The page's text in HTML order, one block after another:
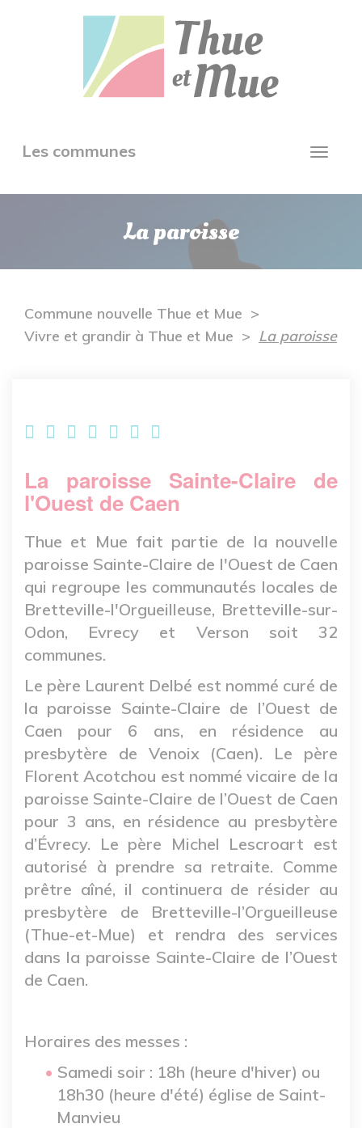
Toggle
Les communes
La paroisse
Commune nouvelle Thue et Mue
Vivre et grandir à Thue et Mue
La paroisse
La paroisse Sainte-Claire de
l'Ouest de Caen
Thue et Mue fait partie de la nouvelle
paroisse Sainte-Claire de l'Ouest de Caen
qui regroupe les communautés locales de
Bretteville-l'Orgueilleuse, Bretteville-sur-
Odon, Evrecy et Verson soit 32
communes.
Le père Laurent Delbé est nommé curé de
la paroisse Sainte-Claire de l’Ouest de
Caen pour 6 ans, en résidence au
presbytère de Venoix (Caen). Le père
Florent Acotchou est nommé vicaire de la
paroisse Sainte-Claire de l’Ouest de Caen
pour 3 ans, en résidence au presbytère
d’Évrecy. Le père Michel Lescroart est
autorisé à prendre sa retraite. Comme
prêtre aîné, il continuera de résider au
presbytère de Bretteville-l’Orgueilleuse
(Thue-et-Mue) et rendra des services
dans la paroisse Sainte-Claire de l’Ouest
de Caen.
Horaires des messes :
Samedi soir : 18h (heure d'hiver) ou
18h30 (heure d'été) église de Saint-
Manvieu
Panneau de gestion des cookies